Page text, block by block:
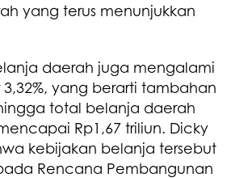
yang terus menunjukkan
daerah juga mengalami
yang berarti tambahan
total belanja daerah
Rp1,67 triliun. Dicky
kebijakan belanja tersebut
Rencana Pembangunan